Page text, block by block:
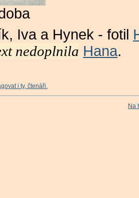
Iva a Hynek - fotil
nedoplnila Hana.
i ty, čtenáři.
Na